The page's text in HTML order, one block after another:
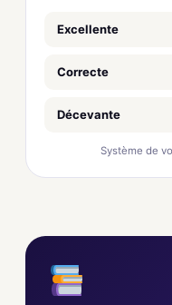
Excellente
Correcte
Décevante
Système de